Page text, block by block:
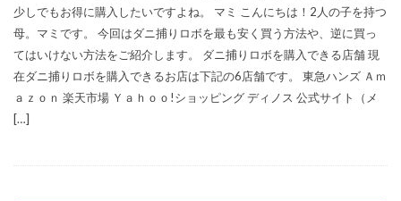
少しでもお得に購入したいですよね。 マミ こんにちは！2人の子を持つ
母。マミです。 今回はダニ捕りロボを最も安く買う方法や、逆に買っ
てはいけない方法をご紹介します。 ダニ捕りロボを購入できる店舗 現
在ダニ捕りロボを購入できるお店は下記の6店舗です。 東急ハンズ Ａｍ
ａｚｏｎ 楽天市場 Ｙａｈｏｏ!ショッピング ディノス 公式サイト（メ
[…]